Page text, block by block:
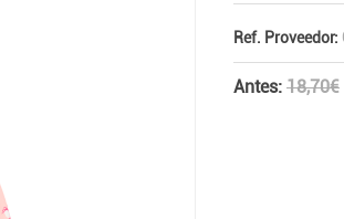
Ref. Proveedor:
Antes: 18,70€